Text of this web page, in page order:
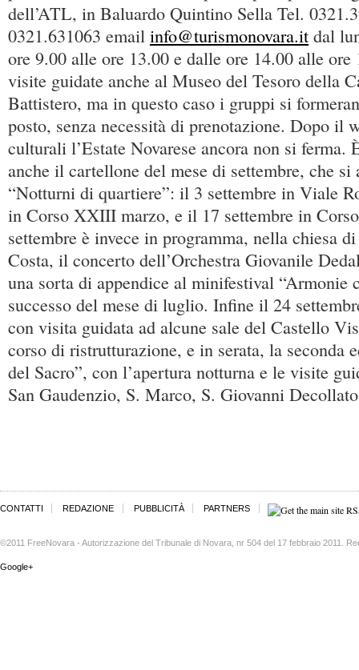
dell’ATL, in Baluardo Quintino Sella Tel.
0321.631063 email info@turismonovara.it dal
ore 9.00 alle ore 13.00 e dalle ore 14.00 alle ore
visite guidate anche al Museo del Tesoro della
Battistero, ma in questo caso i gruppi si
posto, senza necessità di prenotazione. Dopo il
culturali l’Estate Novarese ancora non si ferma.
anche il cartellone del mese di settembre, che si
“Notturni di quartiere”: il 3 settembre in Viale
in Corso XXIII marzo, e il 17 settembre in
settembre è invece in programma, nella chiesa
Costa, il concerto dell’Orchestra Giovanile
una sorta di appendice al minifestival “Armonie
successo del mese di luglio. Infine il 24
con visita guidata ad alcune sale del Castello
corso di ristrutturazione, e in serata, la seconda
del Sacro”, con l’apertura notturna e le visite
San Gaudenzio, S. Marco, S. Giovanni
CONTATTI REDAZIONE PUBBLICITÀ PARTNERS
©2011 FreeNovara - Autorizzazione del Tribunale di Novara, nr 504 del 17 febbraio 2011.
Google+